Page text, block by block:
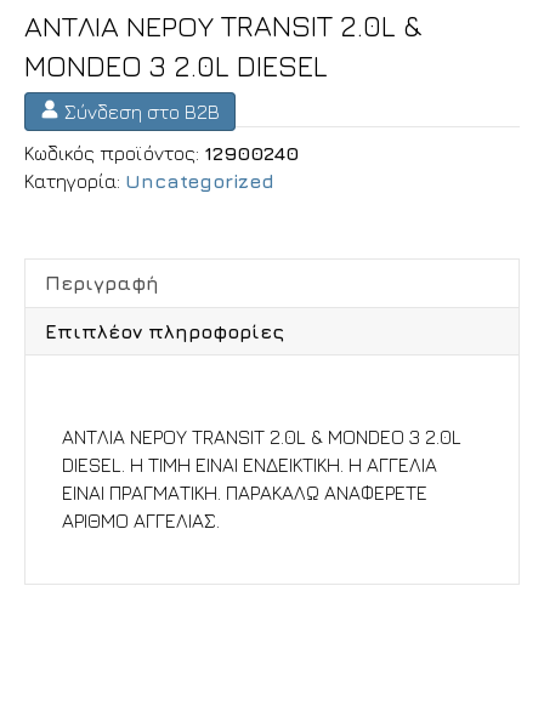
ΑΝΤΛΙΑ ΝΕΡΟΥ TRANSIT 2.0L &
MONDEO 3 2.0L DIESEL
Σύνδεση στο B2B
Κωδικός προϊόντος: 12900240
Κατηγορία: Uncategorized
Περιγραφή
Επιπλέον πληροφορίες
ΑΝΤΛΙΑ ΝΕΡΟΥ TRANSIT 2.0L & MONDEO 3 2.0L
DIESEL. Η ΤΙΜΗ ΕΙΝΑΙ ΕΝΔΕΙΚΤΙΚΗ. Η ΑΓΓΕΛΙΑ
ΕΙΝΑΙ ΠΡΑΓΜΑΤΙΚΗ. ΠΑΡΑΚΑΛΩ ΑΝΑΦΕΡΕΤΕ
ΑΡΙΘΜΟ ΑΓΓΕΛΙΑΣ.